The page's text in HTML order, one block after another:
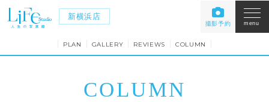
新横浜店
撮影予約 menu
PLAN GALLERY REVIEWS COLUMN
COLUMN